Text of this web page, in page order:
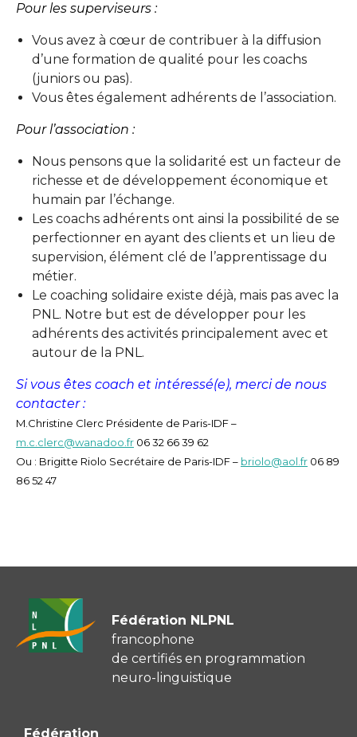
Pour les superviseurs :
Vous avez à cœur de contribuer à la diffusion
d’une formation de qualité pour les coachs
(juniors ou pas).
Vous êtes également adhérents de l’association.
Pour l’association :
Nous pensons que la solidarité est un facteur de
richesse et de développement économique et
humain par l’échange.
Les coachs adhérents ont ainsi la possibilité de se
perfectionner en ayant des clients et un lieu de
supervision, élément clé de l’apprentissage du
métier.
Le coaching solidaire existe déjà, mais pas avec la
PNL. Notre but est de développer pour les
adhérents des activités principalement avec et
autour de la PNL.
Si vous êtes coach et intéressé(e), merci de nous
contacter :
M.Christine Clerc Présidente de Paris-IDF –
m.c.clerc@wanadoo.fr 06 32 66 39 62
Ou : Brigitte Riolo Secrétaire de Paris-IDF – briolo@aol.fr 06 89
86 52 47
Fédération NLPNL
francophone
de certifiés en programmation
neuro-linguistique
Fédération